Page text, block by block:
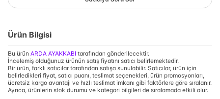
Ürün Bilgisi
Bu ürün ARDA AYAKKABI tarafından gönderilecektir.
İncelemiş olduğunuz ürünün satış fiyatını satıcı belirlemektedir.
Bir ürün, farklı satıcılar tarafından satışa sunulabilir. Satıcılar, ürün için
belirledikleri fiyat, satıcı puanı, teslimat seçenekleri, ürün promosyonları,
ücretsiz kargo avantajı ve hızlı teslimat imkanı gibi faktörlere göre sıralanır.
Ayrıca, ürünlerin stok durumu ve kategori bilgileri de sıralamada etkili olur.